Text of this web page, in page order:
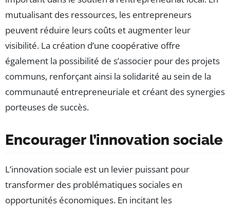
mutualisant des ressources, les entrepreneurs
peuvent réduire leurs coûts et augmenter leur
visibilité. La création d’une coopérative offre
également la possibilité de s’associer pour des projets
communs, renforçant ainsi la solidarité au sein de la
communauté entrepreneuriale et créant des synergies
porteuses de succès.
Encourager l’innovation sociale
L’innovation sociale est un levier puissant pour
transformer des problématiques sociales en
opportunités économiques. En incitant les